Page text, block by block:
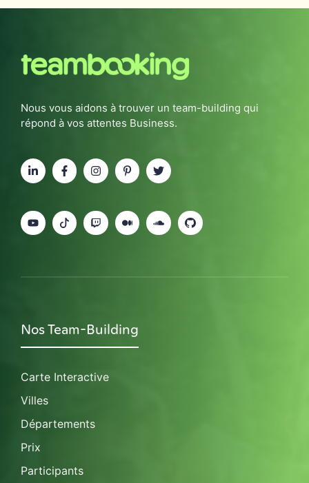
Nous vous aidons à trouver un team-building qui
répond à vos attentes Business.
Nos Team-Building
Carte Interactive
Villes
Départements
Prix
Participants